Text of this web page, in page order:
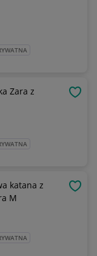
Zara z
katana z
M